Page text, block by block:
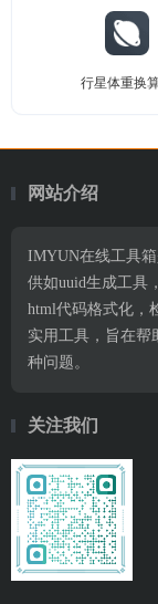
行星体重换
网站介绍
IMYUN在线工具
供如uuid生成工具
html代码格式化，
实用工具，旨在帮
种问题。
关注我们